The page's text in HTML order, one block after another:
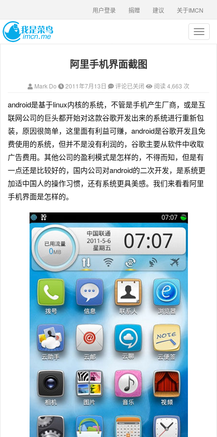
关于IMCN
建议
捐赠
用户登录
T
o
a
v
i
g
a
t
i
o
n
阿里手机界面截图
Mark Do 2011年7月13日 评论已关闭 阅读 4,663 次
android是基于linux内核的系统，不管是手机产生厂商，或是互
联网公司的巨头都开始对这款谷歌开发出来的系统进行重新包
装，原因很简单，这里面有利益可赚，android是谷歌开发且免
费使用的系统，但并不是没有利润的，谷歌主要从软件中收取
广告费用。其他公司的盈利模式是怎样的，不得而知，但是有
一点还是比较好的，国内公司对android的二次开发，是系统更
加适中国人的操作习惯，还有系统更具美感。我们来看看阿里
手机界面是怎样的。